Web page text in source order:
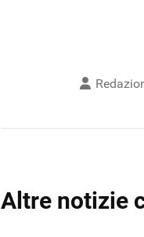
Altre notizie